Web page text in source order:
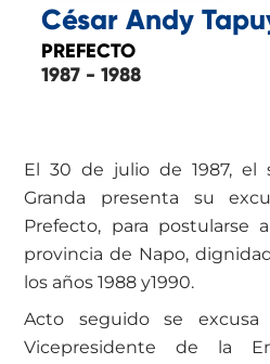
César Andy
PREFECTO
1987 - 1988
El 30 de julio de 1987, el
Granda presenta su
Prefecto, para postularse
provincia de Napo,
los años 1988 y1990.
Acto seguido se
Vicepresidente de la